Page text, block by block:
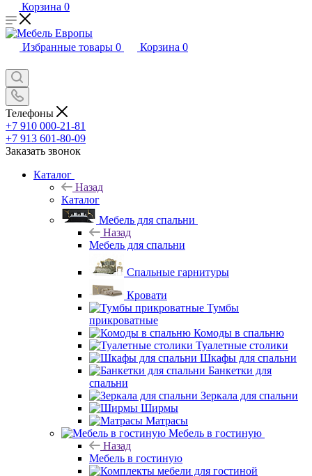
Корзина 0
Избранные товары 0 Корзина 0
Телефоны
+7 910 000-21-81
+7 913 601-80-09
Заказать звонок
Каталог
Назад
Каталог
Мебель для спальни
Назад
Мебель для спальни
Спальные гарнитуры
Кровати
Тумбы
прикроватные
Комоды в спальню
Туалетные столики
Шкафы для спальни
Банкетки для
спальни
Зеркала для спальни
Ширмы
Матрасы
Мебель в гостиную
Назад
Мебель в гостиную